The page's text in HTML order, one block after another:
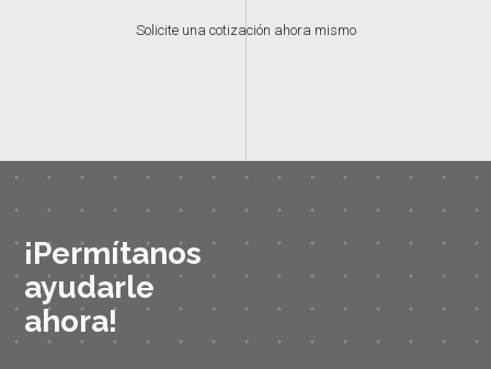
Solicite una cotización ahora mismo
¡Permítanos
ayudarle
ahora!